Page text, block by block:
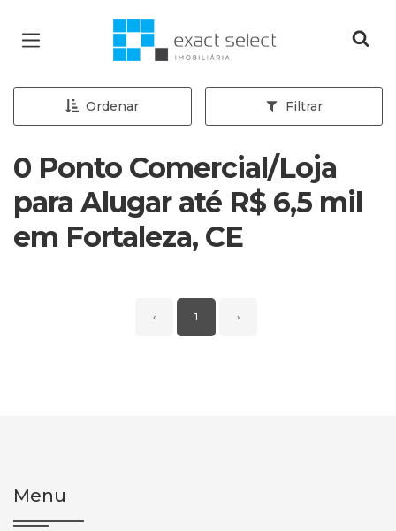
Página inicial
Ordenar Filtrar
0 Ponto Comercial/Loja
para Alugar até R$ 6,5 mil
em Fortaleza, CE
‹ 1 ›
Menu